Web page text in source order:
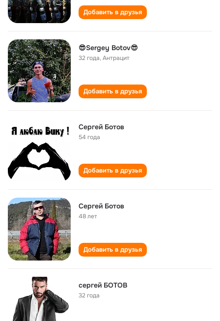
Добавить в друзья
😎Sergey Botov😎
32 года,Антрацит
Добавить в друзья
Сергей Ботов
54 года
Добавить в друзья
Сергей Ботов
48 лет
Добавить в друзья
сергей БОТОВ
32 года